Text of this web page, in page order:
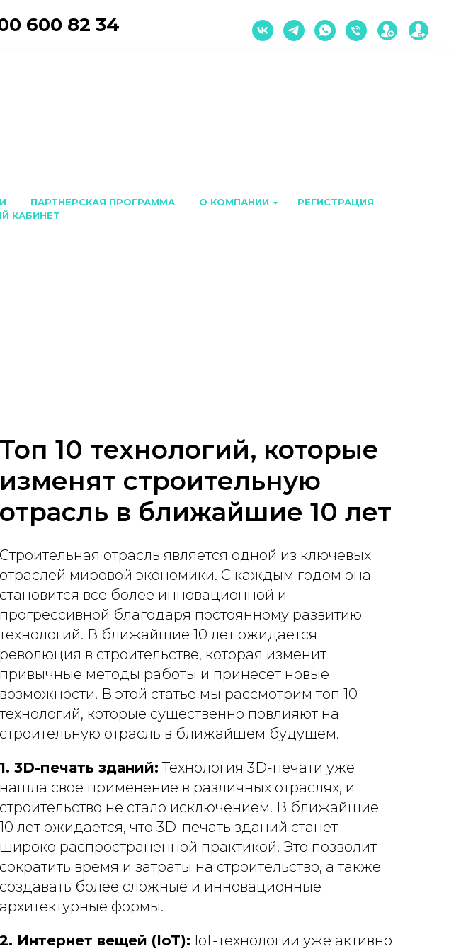
600 82 34
ПАРТНЕРСКАЯ ПРОГРАММА О КОМПАНИИ
РЕГИСТРАЦИЯ
КАБИНЕТ
Топ 10 технологий, которые
изменят строительную
отрасль в ближайшие 10 лет
Строительная отрасль является одной из ключевых
отраслей мировой экономики. С каждым годом она
становится все более инновационной и
прогрессивной благодаря постоянному развитию
технологий. В ближайшие 10 лет ожидается
революция в строительстве, которая изменит
привычные методы работы и принесет новые
возможности. В этой статье мы рассмотрим топ 10
технологий, которые существенно повлияют на
строительную отрасль в ближайшем будущем.
1. 3D-печать зданий: Технология 3D-печати уже
нашла свое применение в различных отраслях, и
строительство не стало исключением. В ближайшие
10 лет ожидается, что 3D-печать зданий станет
широко распространенной практикой. Это позволит
сократить время и затраты на строительство, а также
создавать более сложные и инновационные
архитектурные формы.
2. Интернет вещей (IoT): IoT-технологии уже активно